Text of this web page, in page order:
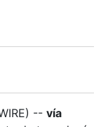
-- vía